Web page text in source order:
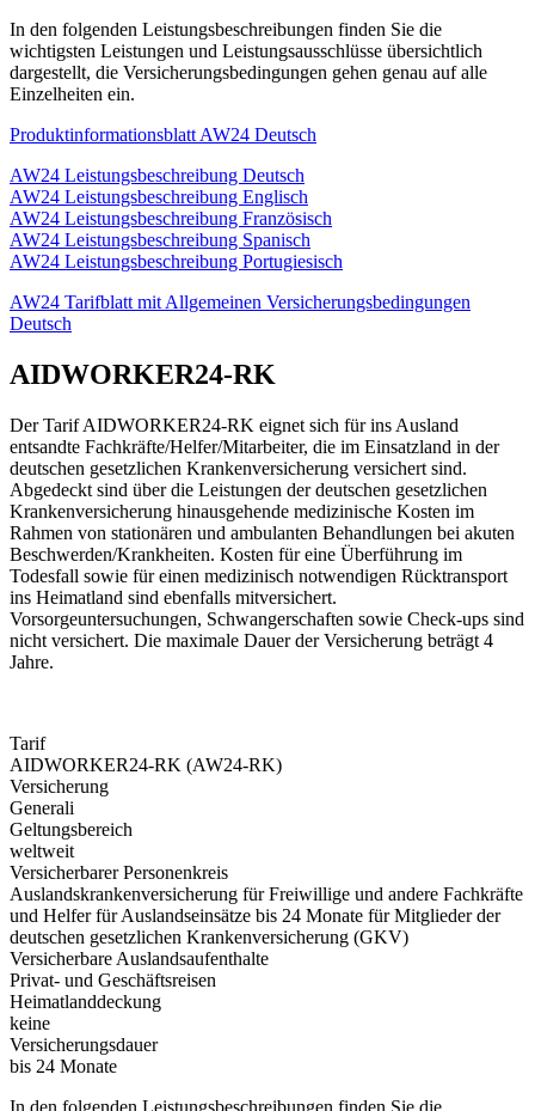
In den folgenden Leistungsbeschreibungen finden Sie die
wichtigsten Leistungen und Leistungsausschlüsse übersichtlich
dargestellt, die Versicherungsbedingungen gehen genau auf alle
Einzelheiten ein.
Produktinformationsblatt AW24 Deutsch
AW24 Leistungsbeschreibung Deutsch
AW24 Leistungsbeschreibung Englisch
AW24 Leistungsbeschreibung Französisch
AW24 Leistungsbeschreibung Spanisch
AW24 Leistungsbeschreibung Portugiesisch
AW24 Tarifblatt mit Allgemeinen Versicherungsbedingungen
Deutsch
AIDWORKER24-RK
Der Tarif AIDWORKER24-RK eignet sich für ins Ausland
entsandte Fachkräfte/Helfer/Mitarbeiter, die im Einsatzland in der
deutschen gesetzlichen Krankenversicherung versichert sind.
Abgedeckt sind über die Leistungen der deutschen gesetzlichen
Krankenversicherung hinausgehende medizinische Kosten im
Rahmen von stationären und ambulanten Behandlungen bei akuten
Beschwerden/Krankheiten. Kosten für eine Überführung im
Todesfall sowie für einen medizinisch notwendigen Rücktransport
ins Heimatland sind ebenfalls mitversichert.
Vorsorgeuntersuchungen, Schwangerschaften sowie Check-ups sind
nicht versichert. Die maximale Dauer der Versicherung beträgt 4
Jahre.
Tarif
AIDWORKER24-RK (AW24-RK)
Versicherung
Generali
Geltungsbereich
weltweit
Versicherbarer Personenkreis
Auslandskrankenversicherung für Freiwillige und andere Fachkräfte
und Helfer für Auslandseinsätze bis 24 Monate für Mitglieder der
deutschen gesetzlichen Krankenversicherung (GKV)
Versicherbare Auslandsaufenthalte
Privat- und Geschäftsreisen
Heimatlanddeckung
keine
Versicherungsdauer
bis 24 Monate
In den folgenden Leistungsbeschreibungen finden Sie die